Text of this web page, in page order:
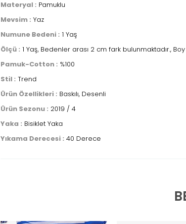
Materyal : Pamuklu
Mevsim : Yaz
Numune Bedeni : 1 Yaş
Ölçü : 1 Yaş, Bedenler arası 2 cm fark bulunmaktadır.,
Pamuk-Cotton : %100
Stil : Trend
Ürün Özellikleri : Baskılı, Desenli
Ürün Sezonu : 2019 / 4
Yaka : Bisiklet Yaka
Yıkama Derecesi : 40 Derece